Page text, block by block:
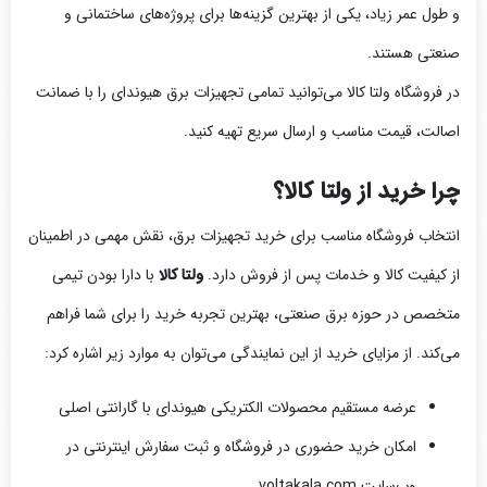
و طول عمر زیاد، یکی از بهترین گزینه‌ها برای پروژه‌های ساختمانی و
صنعتی هستند.
در فروشگاه ولتا کالا می‌توانید تمامی تجهیزات برق هیوندای را با ضمانت
اصالت، قیمت مناسب و ارسال سریع تهیه کنید.
چرا خرید از ولتا کالا؟
انتخاب فروشگاه مناسب برای خرید تجهیزات برق، نقش مهمی در اطمینان
از کیفیت کالا و خدمات پس از فروش دارد. ولتا کالا با دارا بودن تیمی
متخصص در حوزه برق صنعتی، بهترین تجربه خرید را برای شما فراهم
می‌کند. از مزایای خرید از این نمایندگی می‌توان به موارد زیر اشاره کرد:
عرضه مستقیم محصولات الکتریکی هیوندای با گارانتی اصلی
امکان خرید حضوری در فروشگاه و ثبت سفارش اینترنتی در